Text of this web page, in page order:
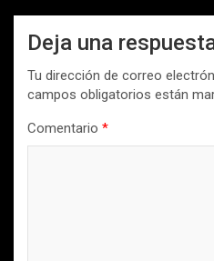
Deja una
Tu dirección de correo
campos obligatorios están
Comentario *